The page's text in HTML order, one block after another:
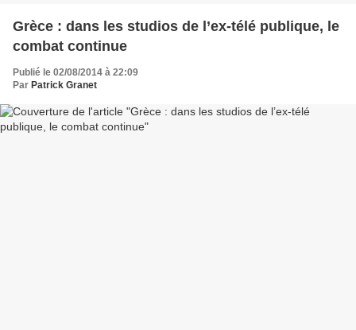
Grèce : dans les studios de l’ex-télé publique, le
combat continue
Publié le 02/08/2014 à 22:09
Par Patrick Granet